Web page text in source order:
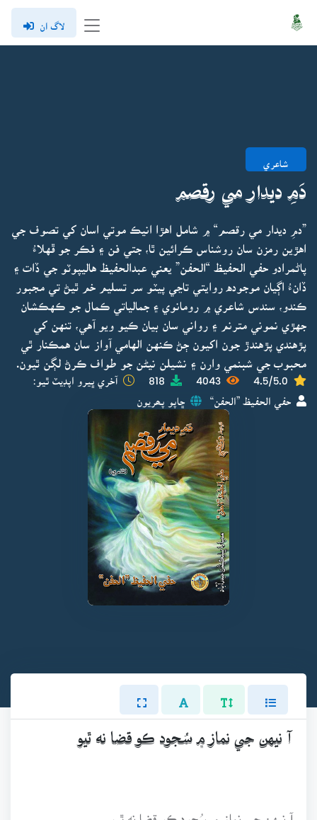
لاگ ان
شاعري
دَمِ ديدار مي رقصم
”دمِ ديدار مي رقصم“ ۾ شامل اهڙا انيڪ موتي اسان کي تصوف جي
اهڙين رمزن سان روشناس ڪرائين ٿا، جتي فن ۽ فڪر جو ڦهلاءُ
پاڻمرادو حفي الحفيظ “الحفن” يعني عبدالحفيظ هاليپوٽو جي ڏات ۽
ڏانءُ اڳيان موجوده روايتي تاڃي پيٽو سر تسليم خم ٿيڻ تي مجبور
ڪندو، سندس شاعري ۾ رومانوي ۽ جمالياتي ڪمال جو ڪهڪشان
جهڙي نموني مترنم ۽ رواني سان بيان ڪيو ويو آهي، تنهن کي
پڙهندي پڙهندڙ جون اکيون ڄڻ ڪنهن الهامي آواز سان همڪنار ٿي
محبوب جي شبنمي وارن ۽ نشيلن نيڻن جو طواف ڪرڻ لڳن ٿيون.
4.5/5.0
4043
818 آخري ڀيرو اپڊيٽ ٿيو:
حفي الحفيظ ”الحفن“ ڇاپو پھريون
آ نيهن جي نماز ۾ سُجود ڪو قضا نه ٿيو
آ نيهن جي نماز ۾ سُجود ڪو قضا نه ٿيو